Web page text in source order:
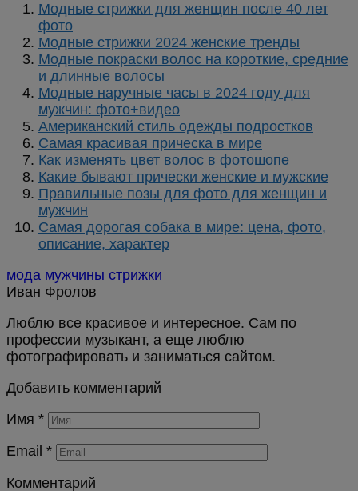
Модные стрижки для женщин после 40 лет
фото
Модные стрижки 2024 женские тренды
Модные покраски волос на короткие, средние
и длинные волосы
Модные наручные часы в 2024 году для
мужчин: фото+видео
Американский стиль одежды подростков
Самая красивая прическа в мире
Как изменять цвет волос в фотошопе
Какие бывают прически женские и мужские
Правильные позы для фото для женщин и
мужчин
Самая дорогая собака в мире: цена, фото,
описание, характер
мода мужчины стрижки
Иван Фролов
Люблю все красивое и интересное. Сам по
профессии музыкант, а еще люблю
фотографировать и заниматься сайтом.
Добавить комментарий
Имя *
Email *
Комментарий